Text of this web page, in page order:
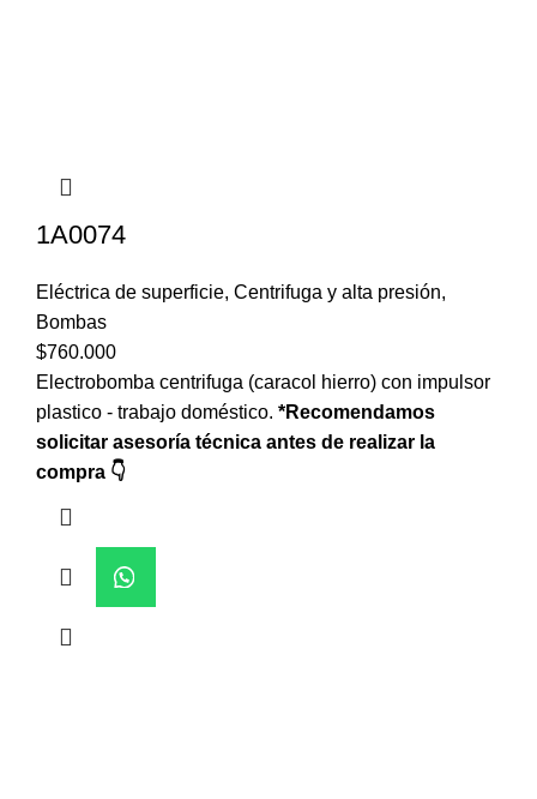
1A0074
Eléctrica de superficie, Centrifuga y alta presión,
Bombas
$760.000
Electrobomba centrifuga (caracol hierro) con impulsor
plastico - trabajo doméstico. *Recomendamos
solicitar asesoría técnica antes de realizar la
compra 👇